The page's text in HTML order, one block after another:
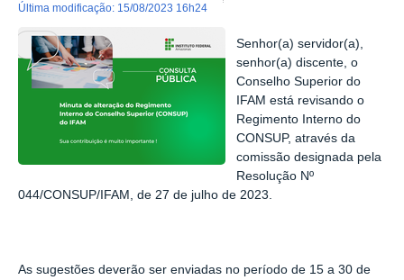
última modificação: 15/08/2023 16h24
Senhor(a) servidor(a),
senhor(a) discente, o
Conselho Superior do
IFAM está revisando o
Regimento Interno do
CONSUP, através da
comissão designada pela
Resolução Nº
044/CONSUP/IFAM, de 27 de julho de 2023.
As sugestões deverão ser enviadas no período de 15 a 30 de